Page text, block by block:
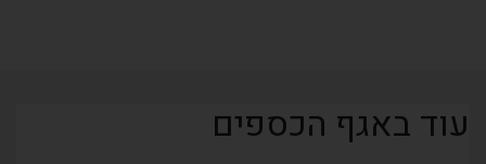
עוד באגף הכספים